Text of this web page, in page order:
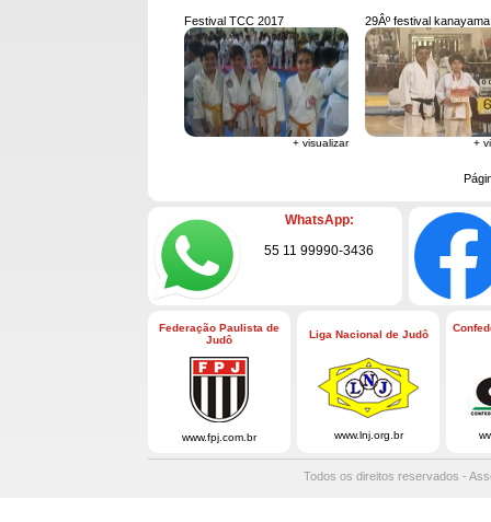
Festival TCC 2017
+ visualizar
29Âº festival kanayama
+
WhatsApp:
55 11 99990-3436
Federação Paulista de
Judô
www.fpj.com.br
Liga Nacional de Judô
www.lnj.org.br
Todos os direitos reservados -